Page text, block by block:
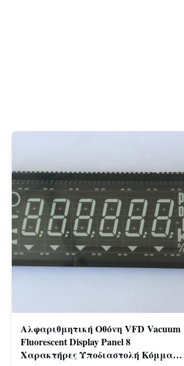
Αλφαριθμητική Οθόνη VFD Vacuum
Fluorescent Display Panel 8
Χαρακτήρες Υποδιαστολή Κόμμα